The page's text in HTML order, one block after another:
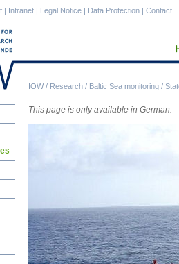
IOW/ Research / Baltic Sea monitoring /
| Intranet | Legal Notice | Data Protection | Contact
This page is only available in German.